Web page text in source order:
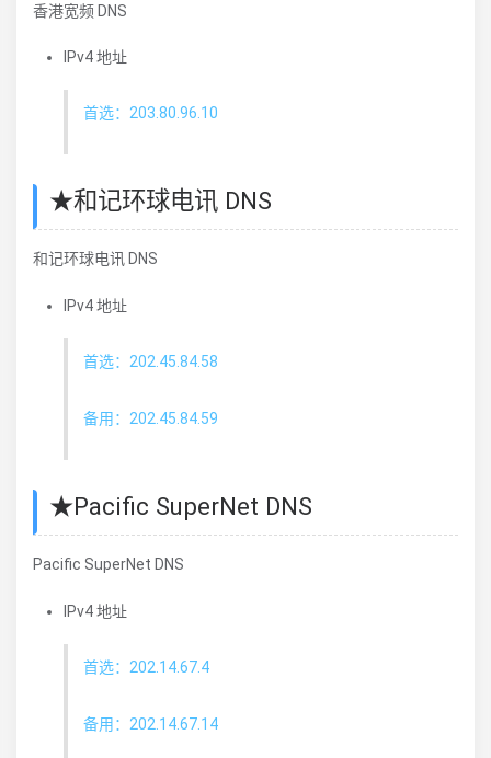
香港宽频 DNS
IPv4 地址
首选：203.80.96.10
★和记环球电讯 DNS
和记环球电讯 DNS
IPv4 地址
首选：202.45.84.58
备用：202.45.84.59
★Pacific SuperNet DNS
Pacific SuperNet DNS
IPv4 地址
首选：202.14.67.4
备用：202.14.67.14